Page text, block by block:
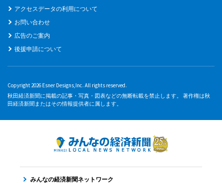
アクセスデータの利用について
お問い合わせ
広告のご案内
後援申請について
Copyright 2026 Esner Designs,Inc. All rights reserved.
秋田経済新聞に掲載の記事・写真・図表などの無断転載を禁止します。 著作権は秋
田経済新聞またはその情報提供者に属します。
みんなの経済新聞ネットワーク